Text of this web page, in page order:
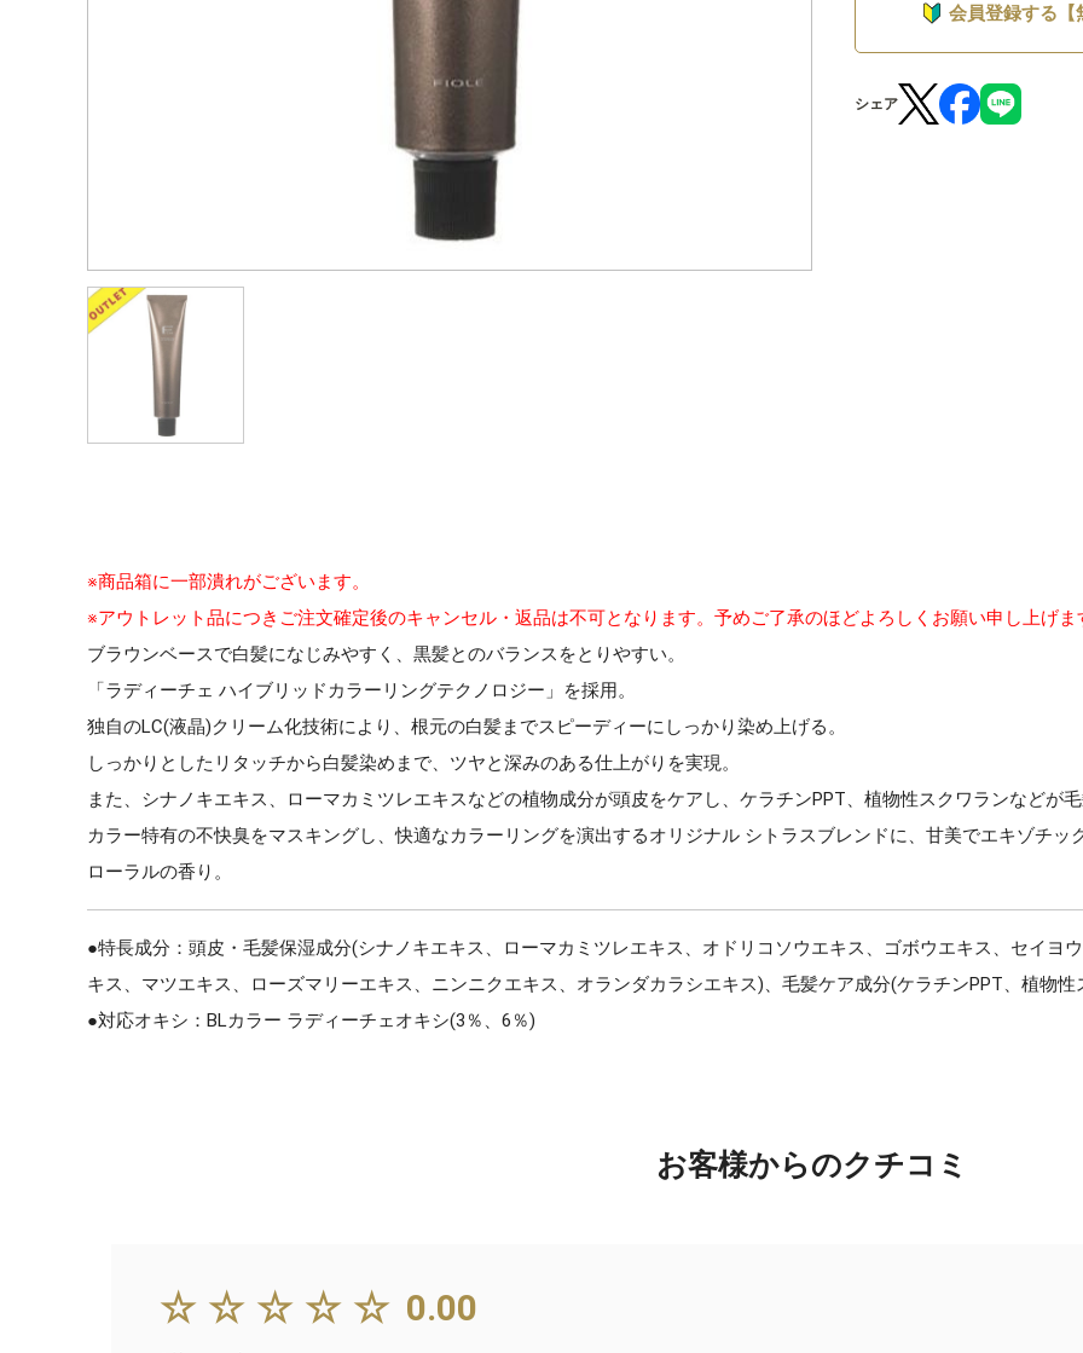
会員登録する【
シェア
※商品箱に一部潰れがございます。
※アウトレット品につきご注文確定後のキャンセル・返品は不可となります。予めご了承のほどよろしくお願い申し上げま
ブラウンベースで白髪になじみやすく、黒髪とのバランスをとりやすい。
「ラディーチェ ハイブリッドカラーリングテクノロジー」を採用。
独自のLC(液晶)クリーム化技術により、根元の白髪までスピーディーにしっかり染め上げる。
しっかりとしたリタッチから白髪染めまで、ツヤと深みのある仕上がりを実現。
また、シナノキエキス、ローマカミツレエキスなどの植物成分が頭皮をケアし、ケラチンPPT、植物性スクワランなどが
カラー特有の不快臭をマスキングし、快適なカラーリングを演出するオリジナル シトラスブレンドに、甘美でエキゾチ
ローラルの香り。
●特長成分：頭皮・毛髪保湿成分(シナノキエキス、ローマカミツレエキス、オドリコソウエキス、ゴボウエキス、セイヨ
キス、マツエキス、ローズマリーエキス、ニンニクエキス、オランダカラシエキス)、毛髪ケア成分(ケラチンPPT、植物
●対応オキシ：BLカラー ラディーチェオキシ(3％、6％)
お客様からのクチコミ
☆☆☆☆☆ 0.00